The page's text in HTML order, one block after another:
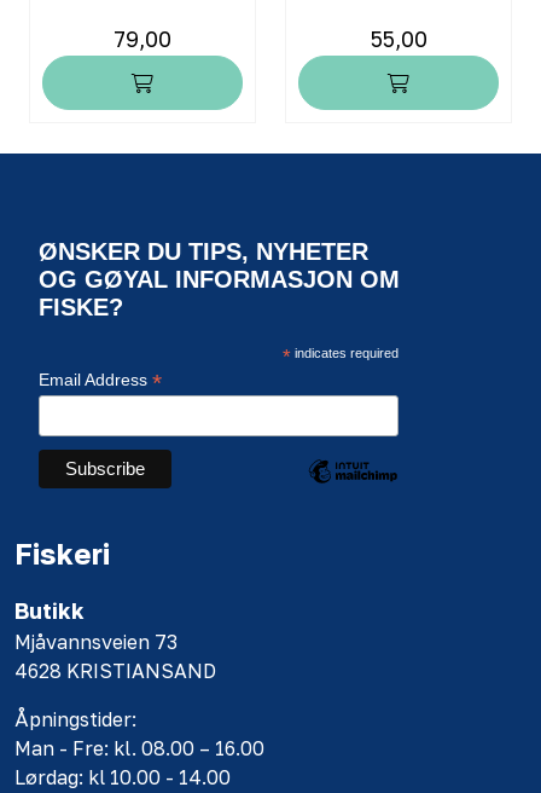
79,00 55,00
ØNSKER DU TIPS, NYHETER
OG GØYAL INFORMASJON OM
FISKE?
*indicates required
Email Address *
Fiskeri
Butikk
Mjåvannsveien 73
4628 KRISTIANSAND
Åpningstider:
Man - Fre: kl. 08.00 – 16.00
Lørdag: kl 10.00 - 14.00